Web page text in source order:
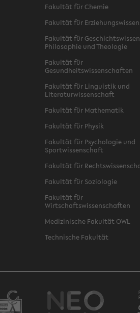
Fakultät für Chemie
Fakultät für
Fakultät für
Philosophie und Theologie
Fakultät für
Gesundheitswissenschaften
Fakultät für Linguistik und
Literaturwissenschaft
Fakultät für Mathematik
Fakultät für Physik
Fakultät für Psychologie und
Sportwissenschaft
Fakultät für
Fakultät für Soziologie
Fakultät für
Wirtschaftswissenschaften
Medizinische Fakultät OWL
Technische Fakultät